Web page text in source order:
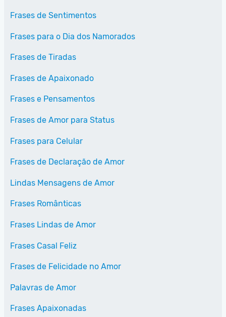
Frases de Sentimentos
Frases para o Dia dos Namorados
Frases de Tiradas
Frases de Apaixonado
Frases e Pensamentos
Frases de Amor para Status
Frases para Celular
Frases de Declaração de Amor
Lindas Mensagens de Amor
Frases Românticas
Frases Lindas de Amor
Frases Casal Feliz
Frases de Felicidade no Amor
Palavras de Amor
Frases Apaixonadas